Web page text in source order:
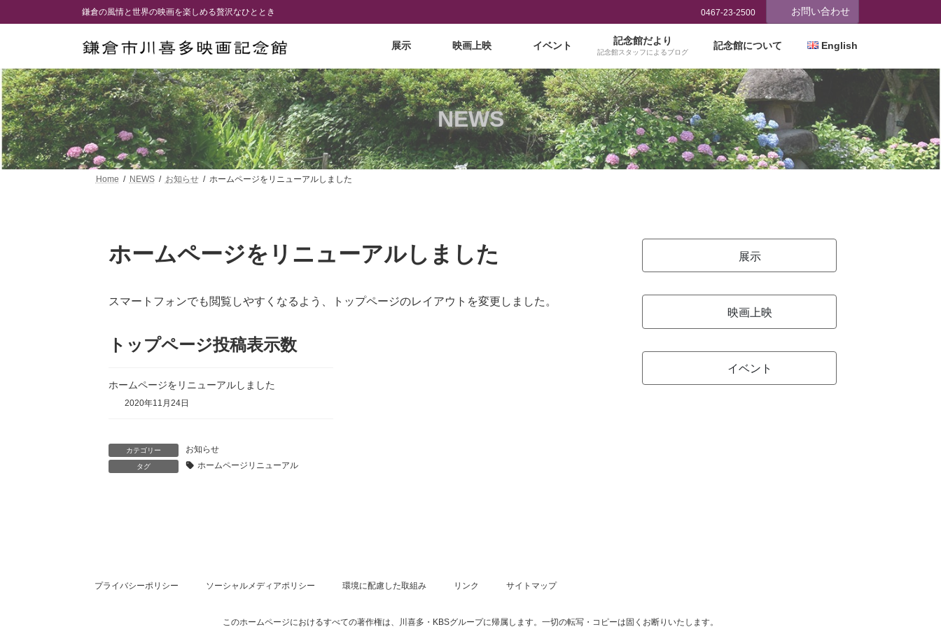
へ
ス
キ
ッ
プ
ョ
ン
に
移
動
鎌倉の風情と世界の映画を楽しめる贅沢なひととき 0467-23-2500 お問い合わせ
展示 映画上映 イベント 記念館だより
記念館スタッフによるブログ
記念館について English
NEWS
Home NEWS お知らせ ホームページをリニューアルしました
ホームページをリニューアルしました
スマートフォンでも閲覧しやすくなるよう、トップページのレイアウトを変更しました。
トップページ投稿表示数
ホームページをリニューアルしました
2020年11月24日
カテゴリー お知らせ
タグ ホームページリニューアル
展示
映画上映
イベント
プライバシーポリシー ソーシャルメディアポリシー 環境に配慮した取組み リンク サイトマップ
このホームページにおけるすべての著作権は、川喜多・KBSグループに帰属します。一切の転写・コピーは固くお断りいたします。